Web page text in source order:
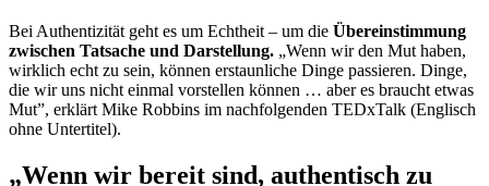
Bei Authentizität geht es um Echtheit – um die Übereinstimmung
zwischen Tatsache und Darstellung. „Wenn wir den Mut haben,
wirklich echt zu sein, können erstaunliche Dinge passieren. Dinge,
die wir uns nicht einmal vorstellen können … aber es braucht etwas
Mut”, erklärt Mike Robbins im nachfolgenden TEDxTalk (Englisch
ohne Untertitel).
„Wenn wir bereit sind, authentisch zu